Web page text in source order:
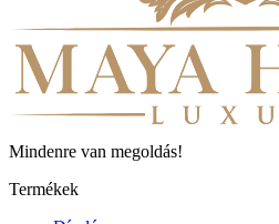
Mindenre van megoldás!
Termékek